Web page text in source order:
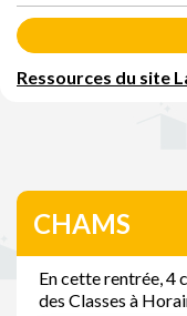
Ressources du site
CHAMS
En cette rentrée, 4
des Classes à